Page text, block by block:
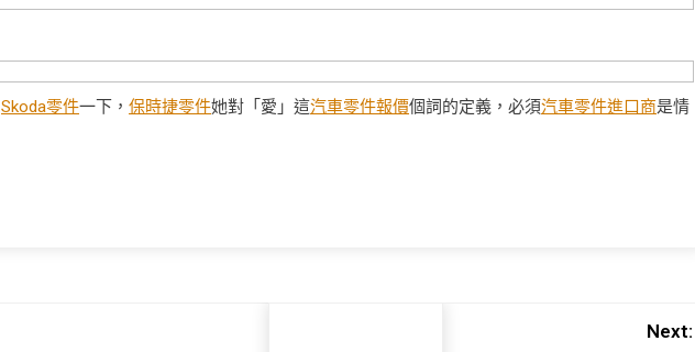
Skoda零件一下， 保時捷零件她對「愛」這汽車零件報價個詞的定義，必須汽車零件進口商是情
Next: